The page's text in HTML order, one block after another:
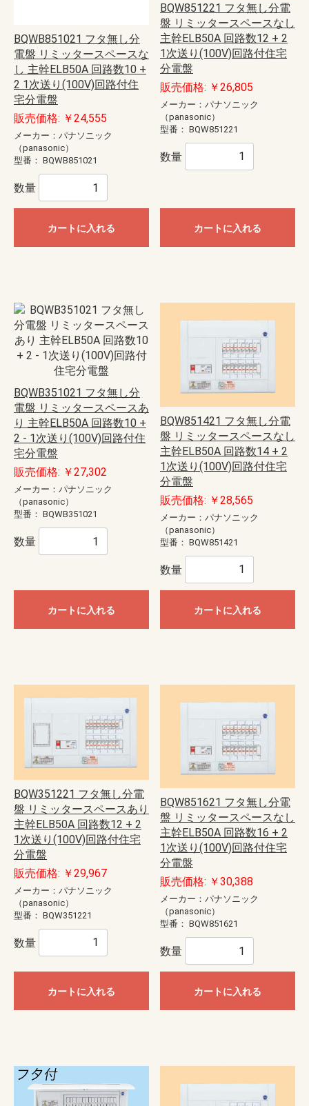
BQWB851021 フタ無し分
電盤 リミッタースペースな
し 主幹ELB50A 回路数10 +
2 1次送り(100V)回路付住
宅分電盤
販売価格: ￥24,555
メーカー：パナソニック
（panasonic）
型番： BQWB851021
数量
カートに入れる
BQW851221 フタ無し分電
盤 リミッタースペースなし
主幹ELB50A 回路数12 + 2
1次送り(100V)回路付住宅
分電盤
販売価格: ￥26,805
メーカー：パナソニック
（panasonic）
型番： BQW851221
数量
カートに入れる
BQWB351021 フタ無し分
電盤 リミッタースペースあ
り 主幹ELB50A 回路数10 +
2 - 1次送り(100V)回路付住
宅分電盤
販売価格: ￥27,302
メーカー：パナソニック
（panasonic）
型番： BQWB351021
数量
カートに入れる
BQW851421 フタ無し分電
盤 リミッタースペースなし
主幹ELB50A 回路数14 + 2
1次送り(100V)回路付住宅
分電盤
販売価格: ￥28,565
メーカー：パナソニック
（panasonic）
型番： BQW851421
数量
カートに入れる
BQW351221 フタ無し分電
盤 リミッタースペースあり
主幹ELB50A 回路数12 + 2
1次送り(100V)回路付住宅
分電盤
販売価格: ￥29,967
メーカー：パナソニック
（panasonic）
型番： BQW351221
数量
カートに入れる
BQW851621 フタ無し分電
盤 リミッタースペースなし
主幹ELB50A 回路数16 + 2
1次送り(100V)回路付住宅
分電盤
販売価格: ￥30,388
メーカー：パナソニック
（panasonic）
型番： BQW851621
数量
カートに入れる